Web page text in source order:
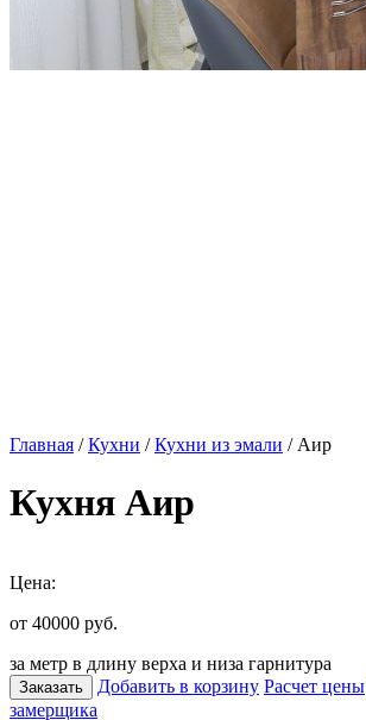
Главная /Кухни /Кухни из эмали / Аир
Кухня Аир
Цена:
от 40000 руб.
за метр в длину верха и низа гарнитура
Заказать Добавить в корзину Расчет цены
замерщика